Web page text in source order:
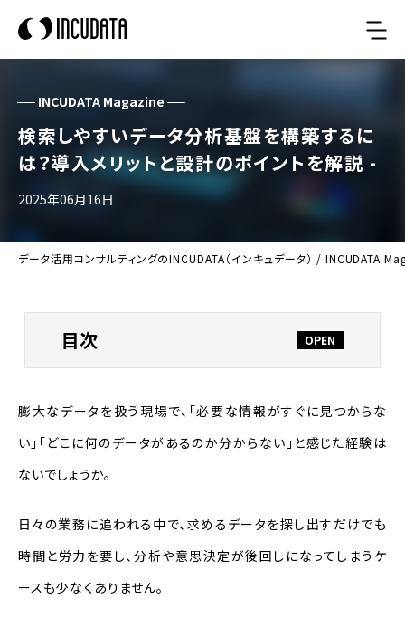
INCUDATA Magazine
検索しやすいデータ分析基盤を構築するに
は？導入メリットと設計のポイントを解説 -
2025年06月16日
データ活用コンサルティングのINCUDATA（インキュデータ） / INCUDATA
目次
データ分析基盤の役割とメリット
分散したデータの統合による業務効率
リアルタイムな経営判断の支援
膨大なデータを扱う現場で、「必要な情報がすぐに見つからな
い」「どこに何のデータがあるのか分からない」と感じた経験は
ないでしょうか。
日々の業務に追われる中で、求めるデータを探し出すだけでも
時間と労力を要し、分析や意思決定が後回しになってしまうケ
ースも少なくありません。